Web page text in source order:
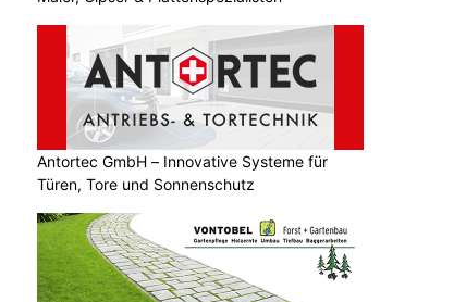
Antortec GmbH – Innovative Systeme für
Türen, Tore und Sonnenschutz